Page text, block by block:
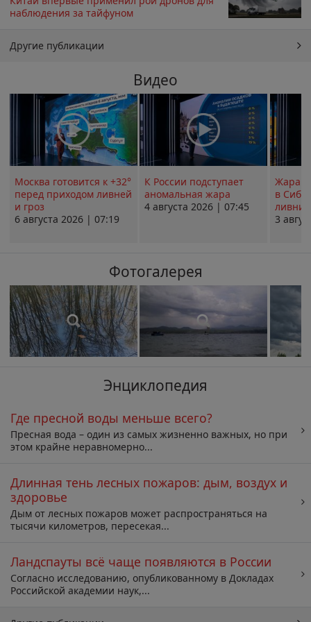
наблюдения за тайфуном
Другие публикации
Видео
Москва готовится к +32°
перед приходом ливней
и гроз
6 августа 2026 | 07:19
К России подступает
аномальная жара
4 августа 2026 | 07:45
Жара в
в
ливни
3
Фотогалерея
Энциклопедия
Где пресной воды меньше всего?
Пресная вода – один из самых жизненно важных, но при
этом крайне неравномерно...
Длинная тень лесных пожаров: дым, воздух и
здоровье
Дым от лесных пожаров может распространяться на
тысячи километров, пересекая...
Ландспауты всё чаще появляются в России
Согласно исследованию, опубликованному в Докладах
Российской академии наук,...